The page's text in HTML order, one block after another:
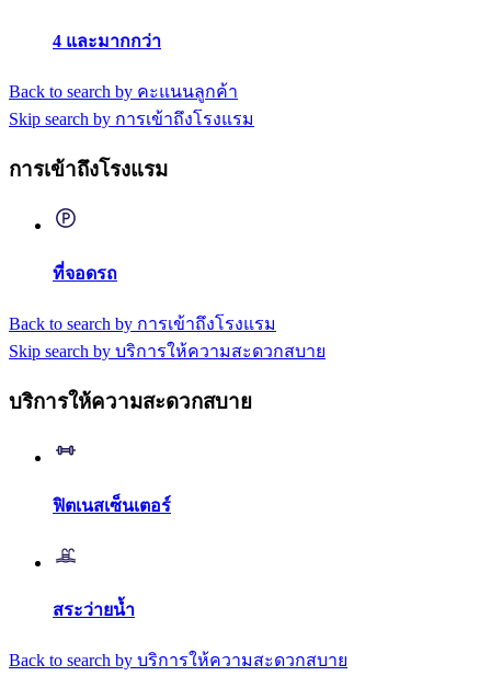
4 และมากกว่า
Back to search by คะแนนลูกค้า
Skip search by การเข้าถึงโรงแรม
การเข้าถึงโรงแรม
ที่จอดรถ
Back to search by การเข้าถึงโรงแรม
Skip search by บริการให้ความสะดวกสบาย
บริการให้ความสะดวกสบาย
ฟิตเนสเซ็นเตอร์
สระว่ายน้ำ
Back to search by บริการให้ความสะดวกสบาย